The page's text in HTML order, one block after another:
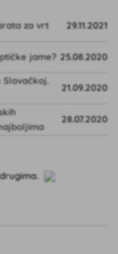
za vrt 29.11.2021
jame? 25.08.2020
21.09.2020
28.07.2020